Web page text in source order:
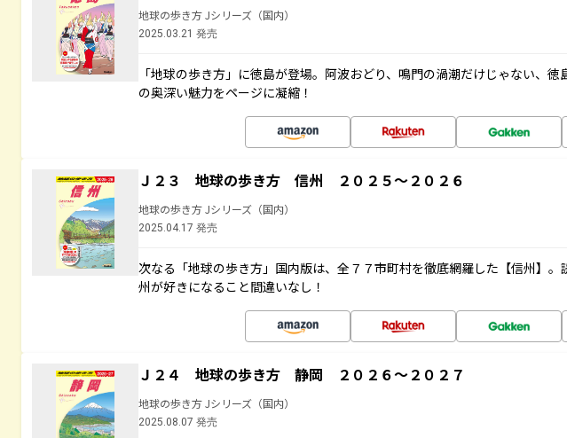
地球の歩き方 Jシリーズ（国内）
2025.03.21 発売
「地球の歩き方」に徳島が登場。阿波おどり、鳴門の渦潮だけじゃない、徳
の奥深い魅力をページに凝縮！
Ｊ２３ 地球の歩き方 信州 ２０２５～２０２６
地球の歩き方 Jシリーズ（国内）
2025.04.17 発売
次なる「地球の歩き方」国内版は、全７７市町村を徹底網羅した【信州】。
州が好きになること間違いなし！
Ｊ２４ 地球の歩き方 静岡 ２０２６～２０２７
地球の歩き方 Jシリーズ（国内）
2025.08.07 発売